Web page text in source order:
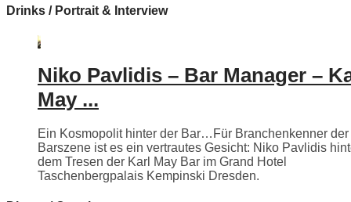
Drinks / Portrait & Interview
Niko Pavlidis – Bar Manager –
May ...
Ein Kosmopolit hinter der Bar…Für Branchenkenner der
Barszene ist es ein vertrautes Gesicht: Niko Pavlidis
dem Tresen der Karl May Bar im Grand Hotel
Taschenbergpalais Kempinski Dresden.